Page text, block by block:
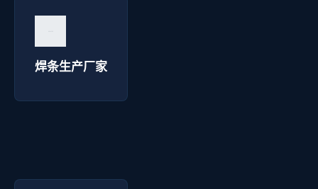
焊条生产厂家
询价咨询 →